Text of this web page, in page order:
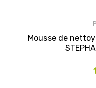
Mousse de